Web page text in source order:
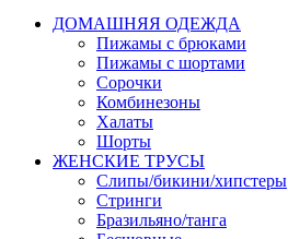
ДОМАШНЯЯ ОДЕЖДА
Пижамы с брюками
Пижамы с шортами
Сорочки
Комбинезоны
Халаты
Шорты
ЖЕНСКИЕ ТРУСЫ
Слипы/бикини/хипстеры
Стринги
Бразильяно/танга